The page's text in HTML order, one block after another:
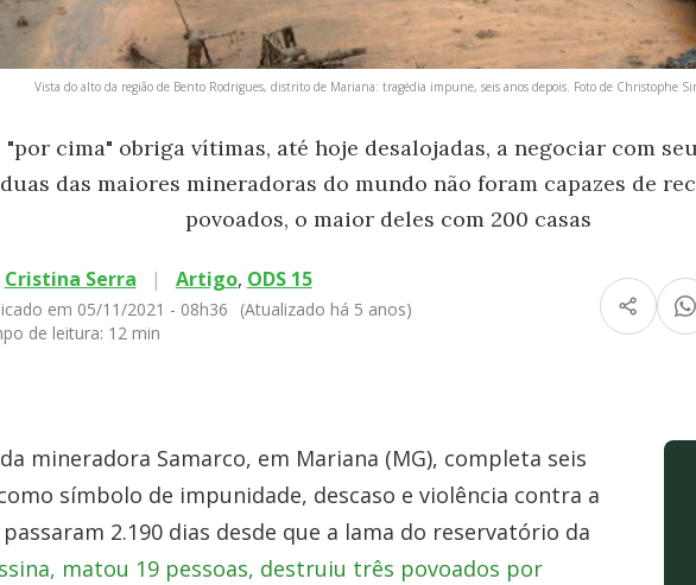
Vista do alto da região de Bento Rodrigues, distrito de Mariana: tragédia impune, seis anos depois. Foto de Christophe
"por cima" obriga vítimas, até hoje desalojadas, a negociar com
das maiores mineradoras do mundo não foram capazes de
povoados, o maior deles com 200 casas
Cristina Serra | Artigo, ODS 15
em 05/11/2021 - 08h36
(Atualizado há 5 anos)
de leitura: 12 min
mineradora Samarco, em Mariana (MG), completa seis
símbolo de impunidade, descaso e violência contra a
2.190 dias desde que a lama do reservatório da
matou 19 pessoas, destruiu três povoados por